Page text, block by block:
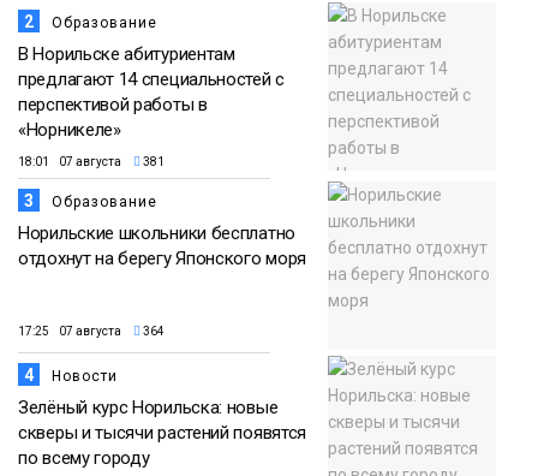
2 Образование
В Норильске абитуриентам
предлагают 14 специальностей с
перспективой работы в
«Норникеле»
18:01 07 августа 381
3 Образование
Норильские школьники бесплатно
отдохнут на берегу Японского моря
17:25 07 августа 364
4 Новости
Зелёный курс Норильска: новые
скверы и тысячи растений появятся
по всему городу